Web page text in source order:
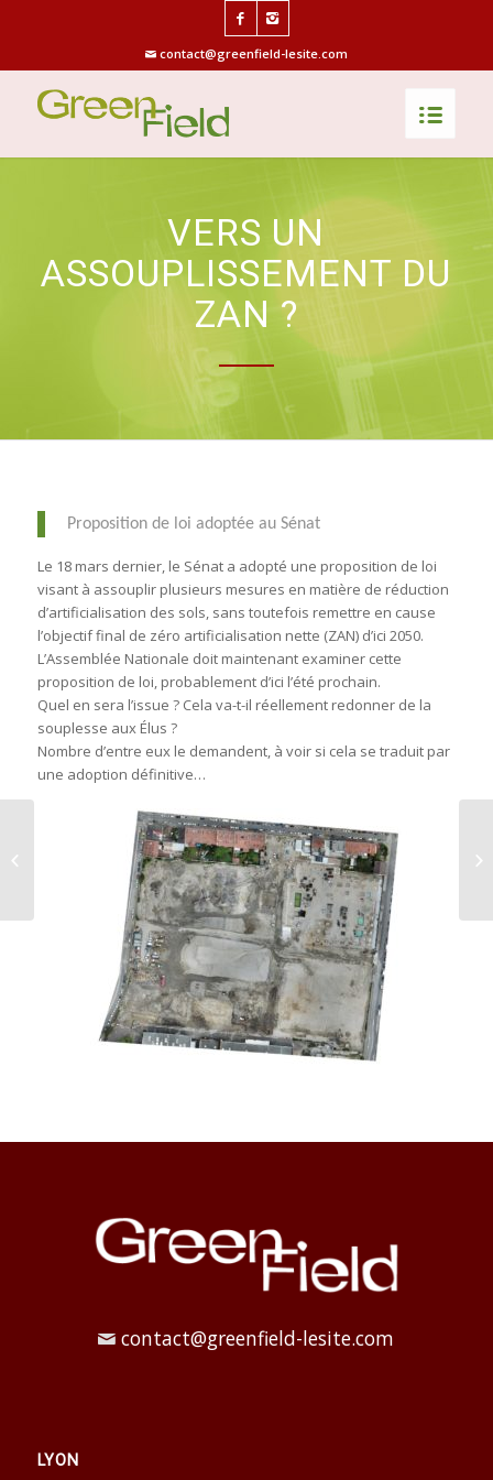
contact@greenfield-lesite.com
VERS UN
ASSOUPLISSEMENT DU
ZAN ?
Proposition de loi adoptée au Sénat
Le 18 mars dernier, le Sénat a adopté une proposition de loi
visant à assouplir plusieurs mesures en matière de réduction
d’artificialisation des sols, sans toutefois remettre en cause
l’objectif final de zéro artificialisation nette (ZAN) d’ici 2050.
L’Assemblée Nationale doit maintenant examiner cette
proposition de loi, probablement d’ici l’été prochain.
Quel en sera l’issue ? Cela va-t-il réellement redonner de la
souplesse aux Élus ?
Nombre d’entre eux le demandent, à voir si cela se traduit par
une adoption définitive…
contact@greenfield-lesite.com
LYON
Saint-Witz : poursuite
des travaux VRD